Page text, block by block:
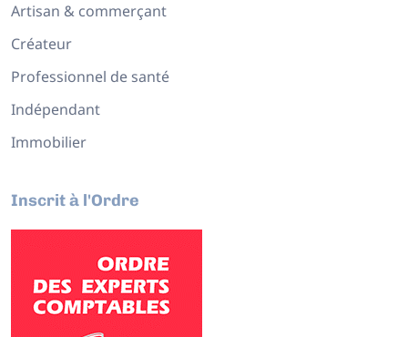
Artisan & commerçant
Créateur
Professionnel de santé
Indépendant
Immobilier
Inscrit à l'Ordre